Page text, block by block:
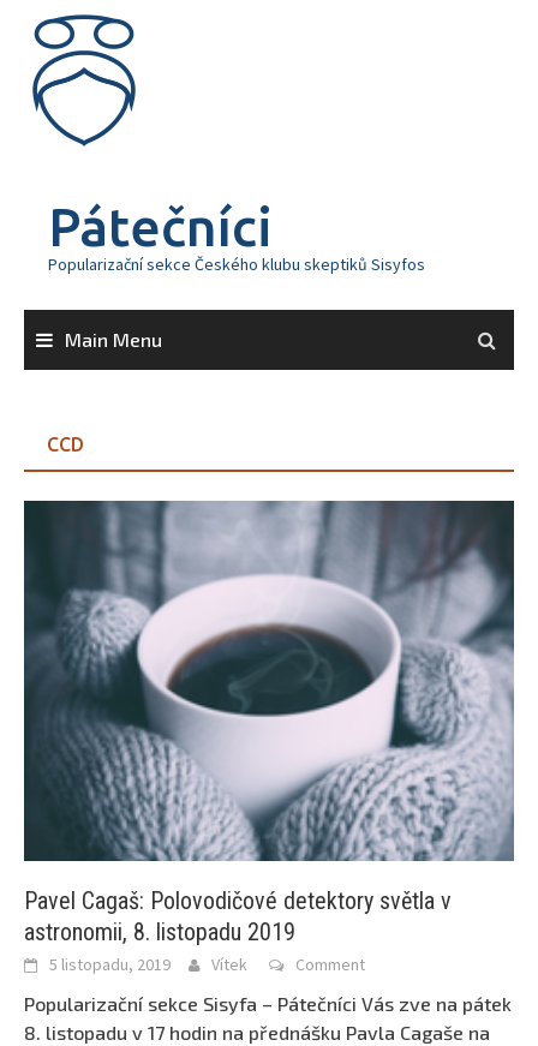
content
Pátečníci
Popularizační sekce Českého klubu skeptiků Sisyfos
Main Menu
CCD
Pavel Cagaš: Polovodičové detektory světla v
astronomii, 8. listopadu 2019
5 listopadu, 2019 Vítek Comment
Popularizační sekce Sisyfa – Pátečníci Vás zve na pátek
8. listopadu v 17 hodin na přednášku Pavla Cagaše na